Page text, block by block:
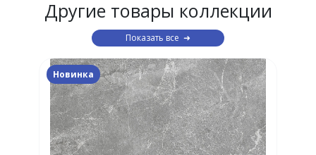
Другие товары коллекции
Показать все
Новинка